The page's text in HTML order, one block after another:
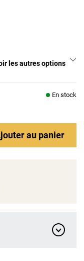
les autres options
En stock
au panier